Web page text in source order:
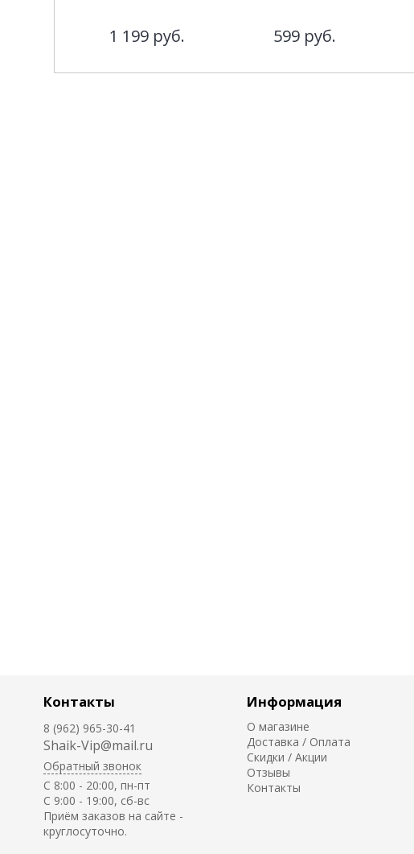
1 199 руб. 599 руб.
Контакты
8 (962) 965-30-41
Shaik-Vip@mail.ru
Обратный звонок
C 8:00 - 20:00, пн-пт
С 9:00 - 19:00, сб-вс
Приём заказов на сайте -
круглосуточно.
Информация
О магазине
Доставка / Оплата
Скидки / Акции
Отзывы
Контакты